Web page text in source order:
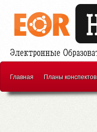
Главная Планы конспектов